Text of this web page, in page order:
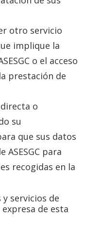
otro servicio
implique la
o el acceso
prestación de
o
su
que sus datos
para
recogidas en la
servicios de
expresa de esta